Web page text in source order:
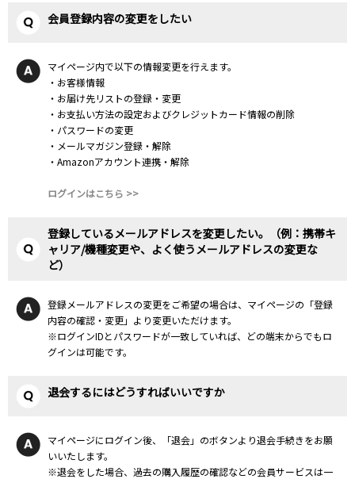
会員登録内容の変更をしたい
マイページ内で以下の情報変更を行えます。
・お客様情報
・お届け先リストの登録・変更
・お支払い方法の設定およびクレジットカード情報の削除
・パスワードの変更
・メールマガジン登録・解除
・Amazonアカウント連携・解除
ログインはこちら >>
登録しているメールアドレスを変更したい。（例：携帯キ
ャリア/機種変更や、よく使うメールアドレスの変更な
ど）
登録メールアドレスの変更をご希望の場合は、マイページの「登録
内容の確認・変更」より変更いただけます。
※ログインIDとパスワードが一致していれば、どの端末からでもロ
グインは可能です。
退会するにはどうすればいいですか
マイページにログイン後、「退会」のボタンより退会手続きをお願
いいたします。
※退会をした場合、過去の購入履歴の確認などの会員サービスは一